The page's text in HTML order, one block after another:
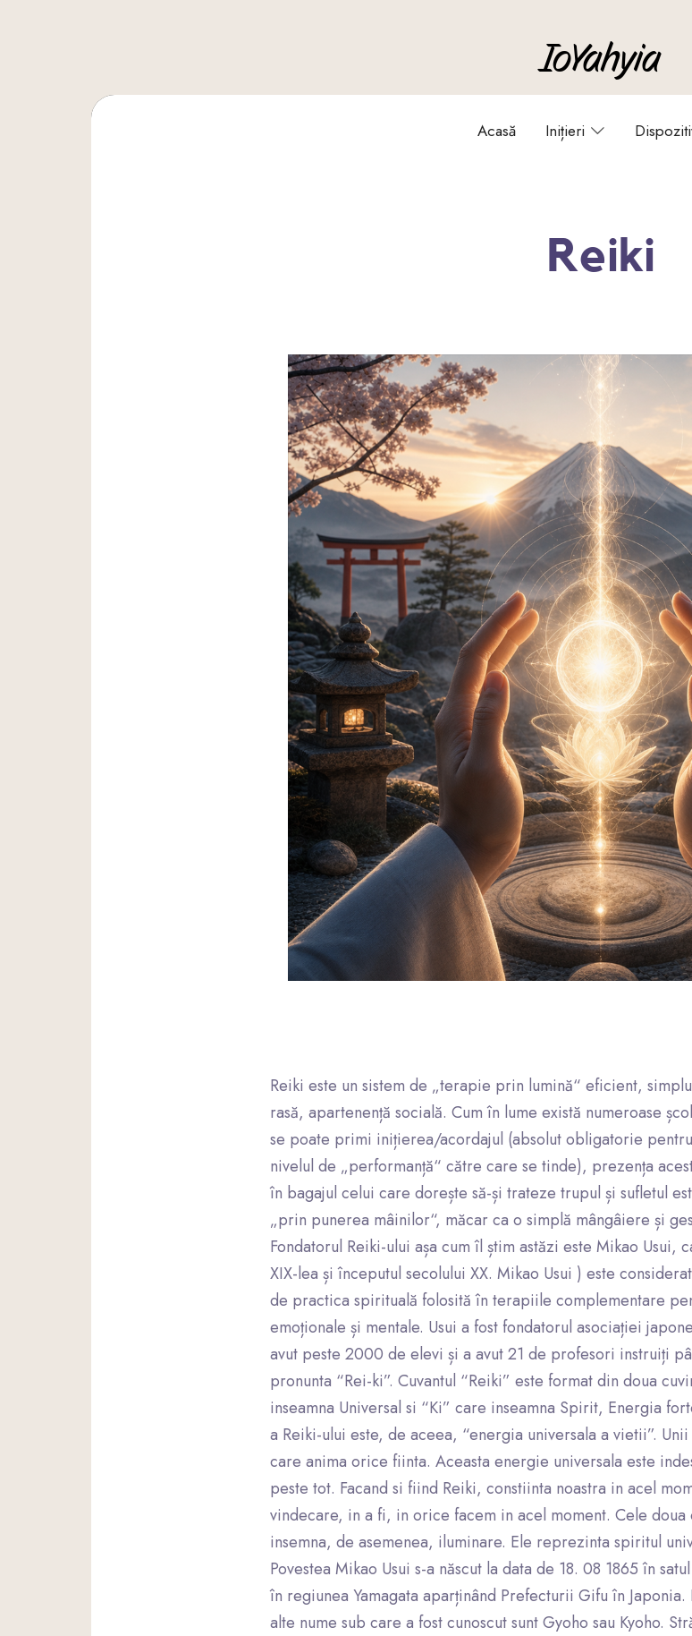
IoYahyia
IoYahyia
Acasă Inițieri
Reiki
Reiki este un sistem de „terapie prin lumină“ eficient,
rasă, apartenență socială. Cum în lume există numeroase
se poate primi inițierea/acordajul (absolut obligatorie
nivelul de „performanță“ către care se tinde), prezența
în bagajul celui care dorește să-și trateze trupul și sufletul
„prin punerea mâinilor“, măcar ca o simplă mângâiere și
Fondatorul Reiki-ului așa cum îl știm astăzi este Mikao Usui,
XIX-lea și începutul secolului XX. Mikao Usui ) este
de practica spirituală folosită în terapiile complementare
emoționale și mentale. Usui a fost fondatorul asociației
avut peste 2000 de elevi și a avut 21 de profesori instruiți
pronunta “Rei-ki”. Cuvantul “Reiki” este format din doua
inseamna Universal si “Ki” care inseamna Spirit, Energia
a Reiki-ului este, de aceea, “energia universala a vietii”.
care anima orice fiinta. Aceasta energie universala este
peste tot. Facand si fiind Reiki, constiinta noastra in acel
vindecare, in a fi, in orice facem in acel moment. Cele
insemna, de asemenea, iluminare. Ele reprezinta spiritul
Povestea Mikao Usui s-a născut la data de 18. 08 1865 în
în regiunea Yamagata aparținând Prefecturii Gifu în
alte nume sub care a fost cunoscut sunt Gyoho sau Kyoho.